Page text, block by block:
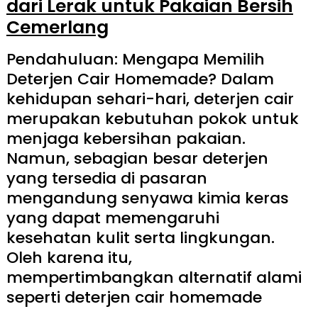
dari Lerak untuk Pakaian Bersih
Cemerlang
Pendahuluan: Mengapa Memilih
Deterjen Cair Homemade? Dalam
kehidupan sehari-hari, deterjen cair
merupakan kebutuhan pokok untuk
menjaga kebersihan pakaian.
Namun, sebagian besar deterjen
yang tersedia di pasaran
mengandung senyawa kimia keras
yang dapat memengaruhi
kesehatan kulit serta lingkungan.
Oleh karena itu,
mempertimbangkan alternatif alami
seperti deterjen cair homemade